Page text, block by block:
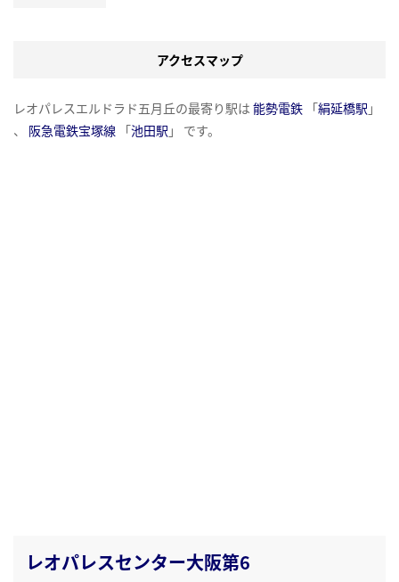
アクセスマップ
レオパレスエルドラド五月丘の最寄り駅は 能勢電鉄 「絹延橋駅 」
、 阪急電鉄宝塚線 「池田駅 」 です。
レオパレスセンター大阪第6